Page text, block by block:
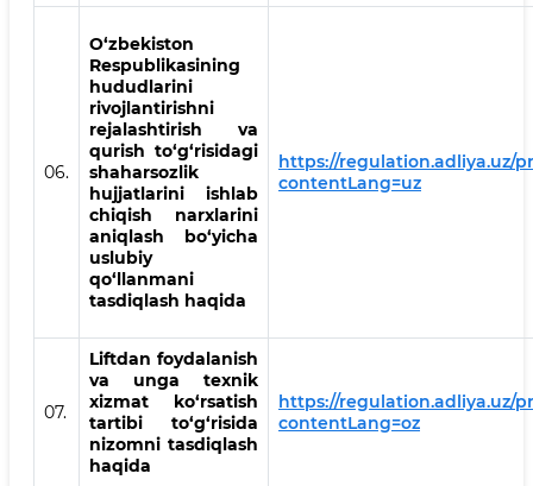
06.
O‘zbekiston
Respublikasining
hududlarini
rivojlantirishni
rejalashtirish va
qurish to‘g‘risidagi
shaharsozlik
hujjatlarini ishlab
chiqish narxlarini
aniqlash bo‘yicha
uslubiy
qo‘llanmani
tasdiqlash haqida
https://regulation.adliya.uz/
contentLang=uz
07.
Liftdan foydalanish
va unga texnik
xizmat ko‘rsatish
tartibi to‘g‘risida
nizomni tasdiqlash
haqida
https://regulation.adliya.uz/
contentLang=oz